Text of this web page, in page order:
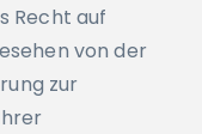
Recht auf
von der
zur